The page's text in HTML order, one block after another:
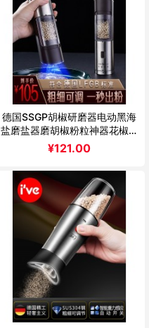
德国SSGP胡椒研磨器电动黑海
盐磨盐器磨胡椒粉粒神器花椒研
磨瓶
¥121.00